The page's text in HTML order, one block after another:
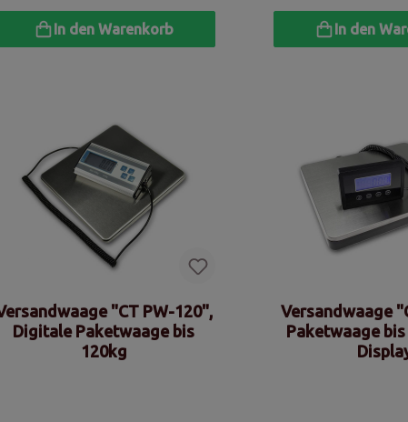
In den Warenkorb In den
"CT PW-120",
Digitale Paketwaage bis
120kg
Versandwaage
Paketwaage bis